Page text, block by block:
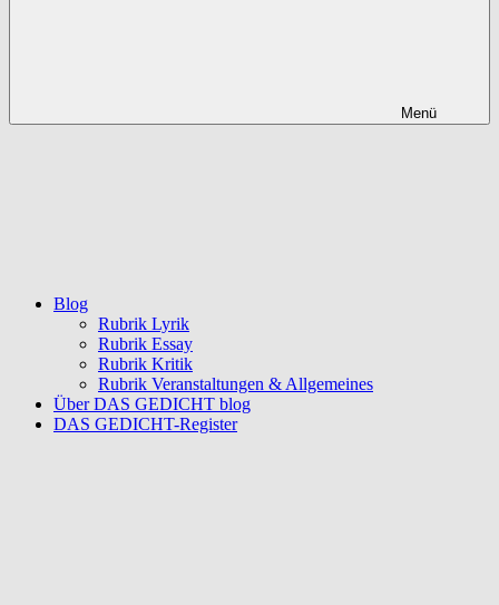
Menü
Blog
Rubrik Lyrik
Rubrik Essay
Rubrik Kritik
Rubrik Veranstaltungen & Allgemeines
Über DAS GEDICHT blog
DAS GEDICHT-Register